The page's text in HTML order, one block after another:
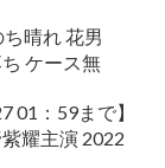
晴れ 花男
ケース無
01：59まで】
耀主演 2022